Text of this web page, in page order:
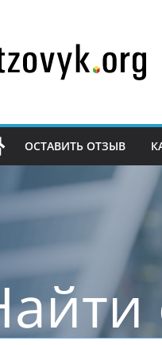
ОСТАВИТЬ ОТЗЫВ